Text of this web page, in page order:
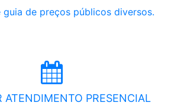
guia de preços públicos diversos.
ATENDIMENTO PRESENCIAL